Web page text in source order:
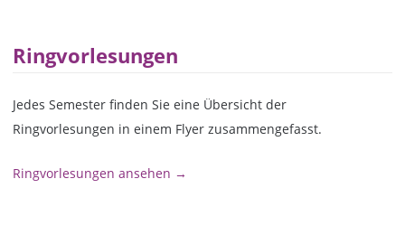
Ringvorlesungen
Jedes Semester finden Sie eine Übersicht der
Ringvorlesungen in einem Flyer zusammengefasst.
Ringvorlesungen ansehen →